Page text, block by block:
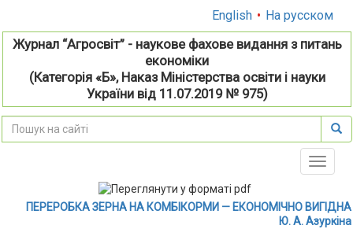
English • На русском
Журнал “Агросвіт” - наукове фахове видання з питань
економіки
(Категорія «Б», Наказ Міністерства освіти і науки
України від 11.07.2019 № 975)
Toggle
ПЕРЕРОБКА ЗЕРНА НА КОМБІКОРМИ — ЕКОНОМІЧНО ВИГІДНА
Ю. А. Азуркіна